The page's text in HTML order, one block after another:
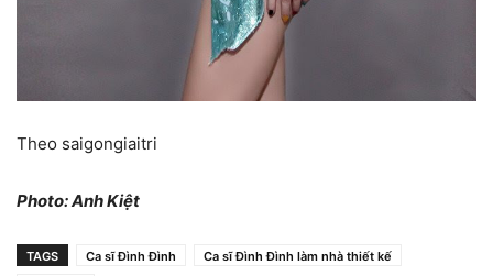
Theo saigongiaitri
Photo: Anh Kiệt
TAGS Ca sĩ Đình Đình
Ca sĩ Đình Đình làm nhà thiết kế